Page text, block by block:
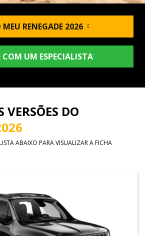
MEU RENEGADE 2026
COM UM ESPECIALISTA
VERSÕES DO
ABAIXO PARA VISUALIZAR A FICHA